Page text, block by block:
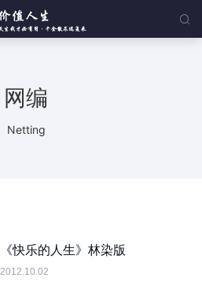

网编
Netting
《快乐的人生》林染版
2012.10.02